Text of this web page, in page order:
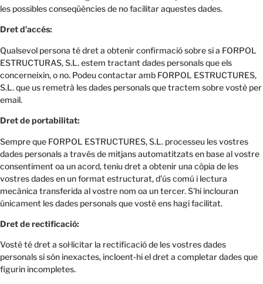
les possibles conseqüències de no facilitar aquestes dades.
Dret d’accés:
Qualsevol persona té dret a obtenir confirmació sobre si a FORPOL
ESTRUCTURAS, S.L. estem tractant dades personals que els
concerneixin, o no. Podeu contactar amb FORPOL ESTRUCTURES,
S.L. que us remetrà les dades personals que tractem sobre vostè per
email.
Dret de portabilitat:
Sempre que FORPOL ESTRUCTURES, S.L. processeu les vostres
dades personals a través de mitjans automatitzats en base al vostre
consentiment oa un acord, teniu dret a obtenir una còpia de les
vostres dades en un format estructurat, d’ús comú i lectura
mecànica transferida al vostre nom oa un tercer. S’hi inclouran
únicament les dades personals que vostè ens hagi facilitat.
Dret de rectificació:
Vostè té dret a sol·licitar la rectificació de les vostres dades
personals si són inexactes, incloent-hi el dret a completar dades que
figurin incompletes.